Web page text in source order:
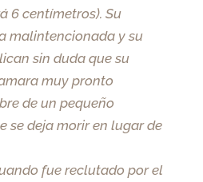
6 centímetros). Su
malintencionada y su
sin duda que su
muy pronto
de un pequeño
se deja morir en lugar de
fue reclutado por el